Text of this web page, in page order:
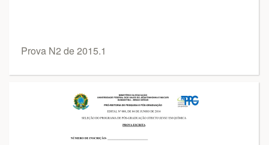
Prova N2 de 2015.1